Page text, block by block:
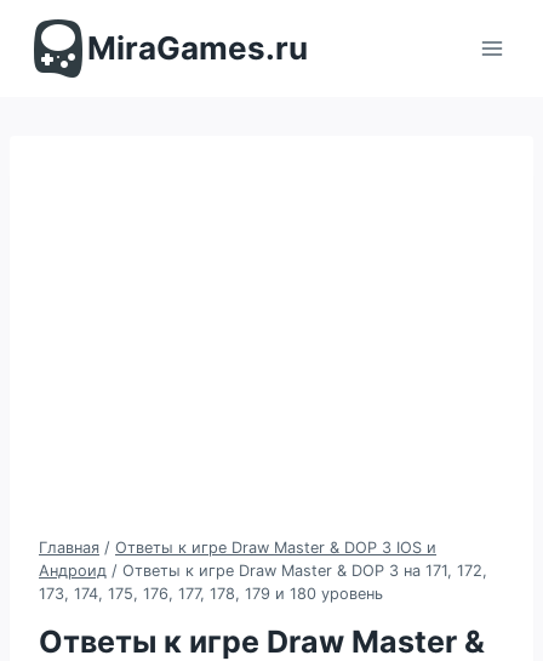
содержимомуMiraGames.ru
Главная / Ответы к игре Draw Master & DOP 3 IOS и
Андроид / Ответы к игре Draw Master & DOP 3 на 171, 172,
173, 174, 175, 176, 177, 178, 179 и 180 уровень
Ответы к игре Draw Master &